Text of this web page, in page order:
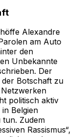
Alexandre
am Auto
den
Unbekannte
Der
Botschaft zu
politisch aktiv
Belgien
tun. Zudem
Rassismus“,